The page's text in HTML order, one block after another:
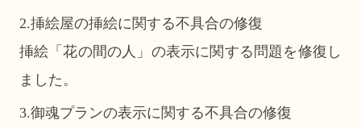
2.挿絵屋の挿絵に関する不具合の修復
挿絵「花の間の人」の表示に関する問題を修復し
ました。
3.御魂プランの表示に関する不具合の修復